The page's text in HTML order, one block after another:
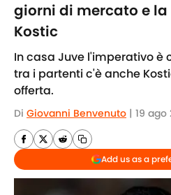
giorni di mercato e
Kostic
In casa Juve l'imperativo è
tra i partenti c'è anche
offerta.
Di Giovanni Benvenuto | 19 ago
Add us as a